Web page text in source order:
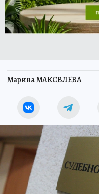
Марина МАКОВЛЕВА